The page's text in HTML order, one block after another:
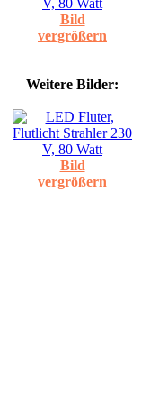
Bild
vergrößern
Weitere Bilder:
Bild
vergrößern